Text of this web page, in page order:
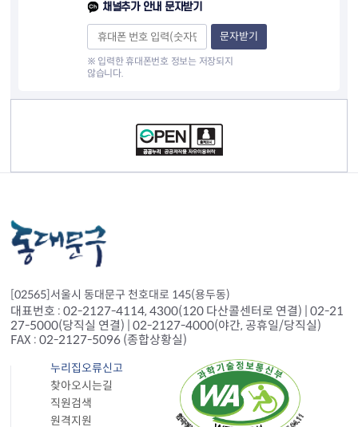
채널추가 안내 문자받기
문자받기
※ 입력한 휴대폰번호 정보는 저장되지
않습니다.
[02565]서울시 동대문구 천호대로 145(용두동)
대표번호 : 02-2127-4114, 4300(120 다산콜센터로 연결) | 02-21
27-5000(당직실 연결) | 02-2127-4000(야간, 공휴일/당직실)
FAX : 02-2127-5096 (종합상황실)
누리집오류신고
찾아오시는길
직원검색
원격지원